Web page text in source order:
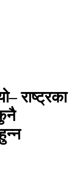
राष्ट्रका